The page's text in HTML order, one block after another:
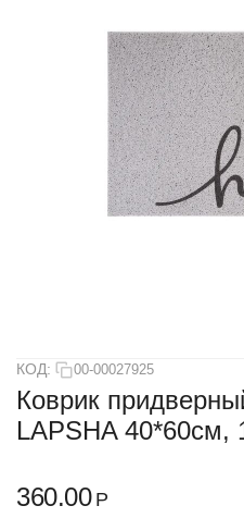
КОД: 00-00027925
Коврик
LAPSHA 40*60см,
360.00 Р